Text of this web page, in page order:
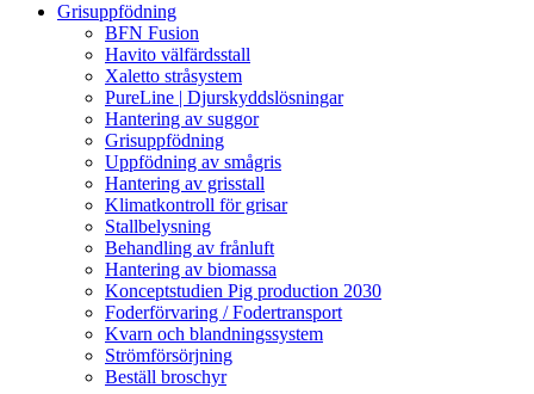
Grisuppfödning
BFN Fusion
Havito välfärdsstall
Xaletto stråsystem
PureLine | Djurskyddslösningar
Hantering av suggor
Grisuppfödning
Uppfödning av smågris
Hantering av grisstall
Klimatkontroll för grisar
Stallbelysning
Behandling av frånluft
Hantering av biomassa
Konceptstudien Pig production 2030
Foderförvaring / Fodertransport
Kvarn och blandningssystem
Strömförsörjning
Beställ broschyr